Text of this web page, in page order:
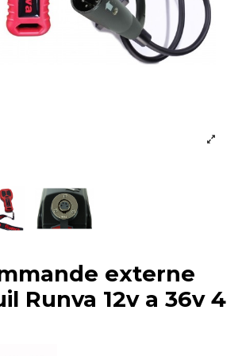
externe
Runva 12v a 36v 4